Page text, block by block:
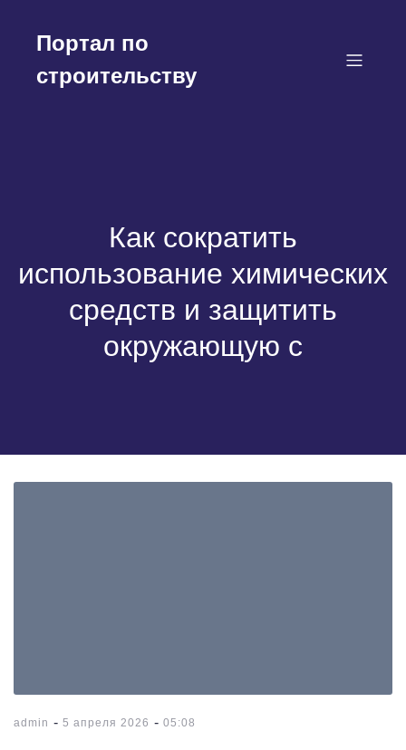
содержимому
Портал по
строительству
Как сократить
использование химических
средств и защитить
окружающую с
admin - 5 апреля 2026 - 05:08